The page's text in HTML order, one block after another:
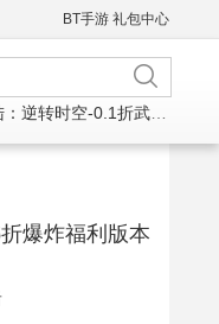
BT手游 礼包中心
逆转时空-0.1折武魂觉醒
爆炸福利版本